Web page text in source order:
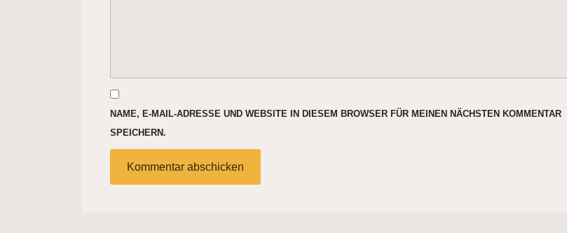
NAME, E-MAIL-ADRESSE UND WEBSITE IN DIESEM BROWSER FÜR MEINEN NÄCHSTEN KOMMENTAR
SPEICHERN.